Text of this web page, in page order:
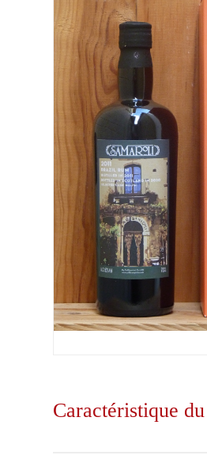
Caractéristique